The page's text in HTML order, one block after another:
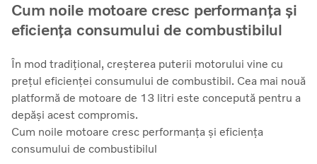
Cum noile motoare cresc performanța și
eficiența consumului de combustibilul
În mod tradițional, creșterea puterii motorului vine cu
prețul eficienței consumului de combustibil. Cea mai nouă
platformă de motoare de 13 litri este concepută pentru a
depăși acest compromis.
Cum noile motoare cresc performanța și eficiența
consumului de combustibilul